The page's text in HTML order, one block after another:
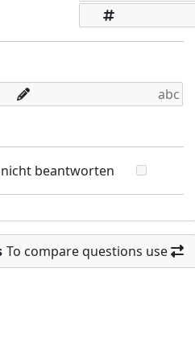
beantworten
To compare questions use